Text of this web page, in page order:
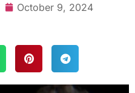
October 9, 2024